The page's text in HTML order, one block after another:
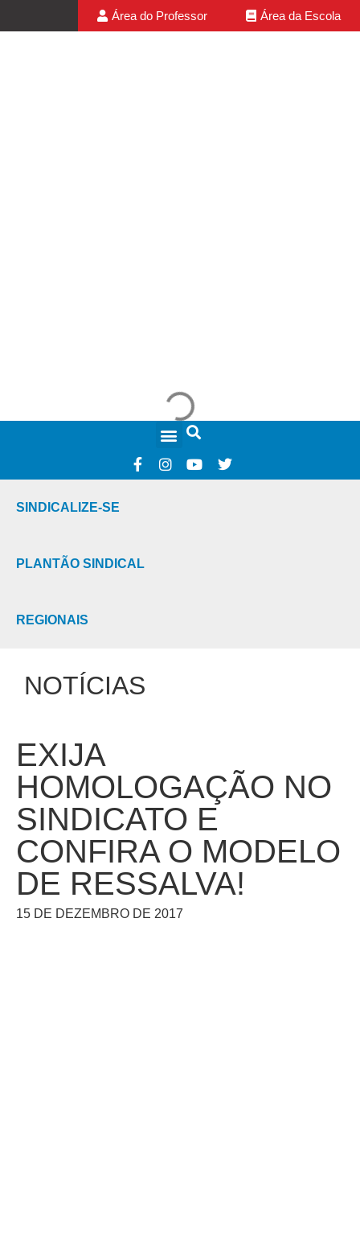
Área do Professor Área da Escola
SINDICALIZE-SE
PLANTÃO SINDICAL
REGIONAIS
NOTÍCIAS
EXIJA
HOMOLOGAÇÃO NO
SINDICATO E
CONFIRA O MODELO
DE RESSALVA!
15 DE DEZEMBRO DE 2017